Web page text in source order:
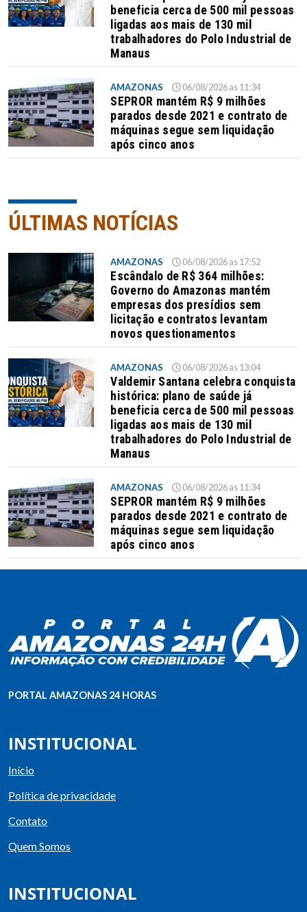
beneficia cerca de 500 mil pessoas
ligadas aos mais de 130 mil
trabalhadores do Polo Industrial de
Manaus
AMAZONAS 06/08/2026 as 11:34
SEPROR mantém R$ 9 milhões
parados desde 2021 e contrato de
máquinas segue sem liquidação
após cinco anos
ÚLTIMAS NOTÍCIAS
AMAZONAS 06/08/2026 as 17:52
Escândalo de R$ 364 milhões:
Governo do Amazonas mantém
empresas dos presídios sem
licitação e contratos levantam
novos questionamentos
AMAZONAS 06/08/2026 as 13:04
Valdemir Santana celebra conquista
histórica: plano de saúde já
beneficia cerca de 500 mil pessoas
ligadas aos mais de 130 mil
trabalhadores do Polo Industrial de
Manaus
AMAZONAS 06/08/2026 as 11:34
SEPROR mantém R$ 9 milhões
parados desde 2021 e contrato de
máquinas segue sem liquidação
após cinco anos
PORTAL AMAZONAS 24 HORAS
INSTITUCIONAL
Início
Política de privacidade
Contato
Quem Somos
INSTITUCIONAL